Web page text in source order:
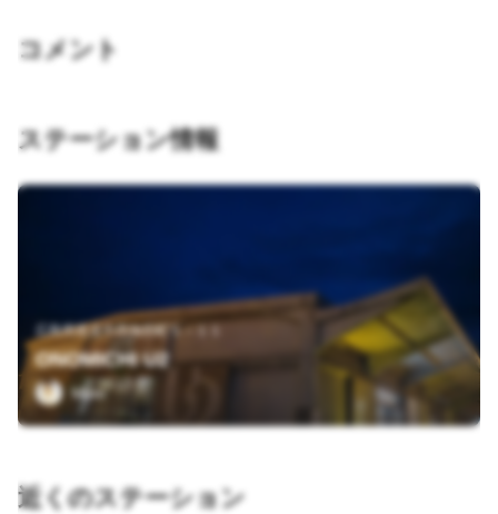
コメント
ステーション情報
広島県尾道市西御所町５－１１
ONOMICHI U2
Mino
近くのステーション